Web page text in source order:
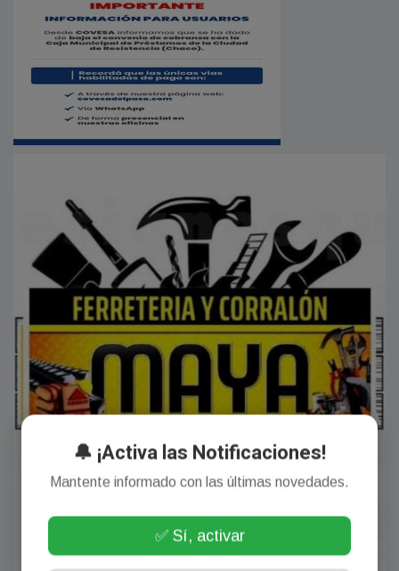
🔔 ¡Activa las Notificaciones!
Mantente informado con las últimas novedades.
✅ Sí, activar